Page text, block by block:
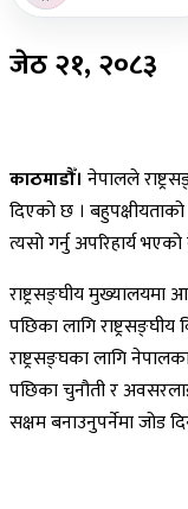
जेठ२१, २०८३
काठमाडौँ। नेपालले
दिएको छ । बहुपक्षीयताको
त्यसो गर्नु अपरिहार्य
राष्ट्रसङ्घीय मुख्यालयमा
पछिका लागि
राष्ट्रसङ्घका लागि
पछिका चुनौती र
सक्षम बनाउनुपर्नेमा जोड